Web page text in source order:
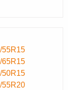
55R15
65R15
50R15
55R20